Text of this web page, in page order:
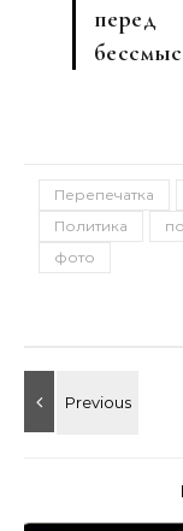
Перепечатка
Политика
фото